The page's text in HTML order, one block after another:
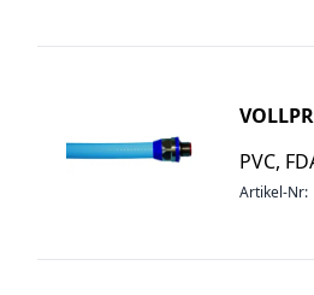
PVC,
Artikel-Nr: